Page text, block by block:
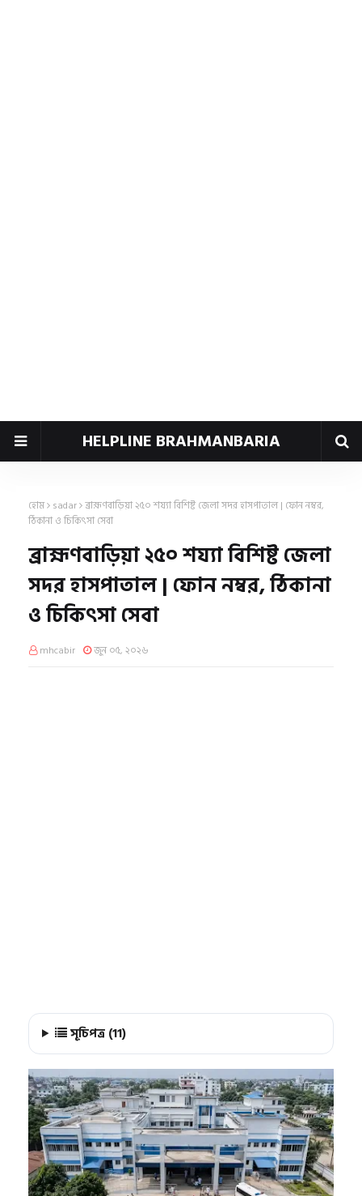
HELPLINE BRAHMANBARIA
হোম sadar ব্রাহ্মণবাড়িয়া ২৫০ শয্যা বিশিষ্ট জেলা সদর হাসপাতাল | ফোন নম্বর,
ঠিকানা ও চিকিৎসা সেবা
ব্রাহ্মণবাড়িয়া ২৫০ শয্যা বিশিষ্ট জেলা
সদর হাসপাতাল | ফোন নম্বর, ঠিকানা
ও চিকিৎসা সেবা
mhcabir জুন ০৫, ২০২৬
সূচিপত্র (11)